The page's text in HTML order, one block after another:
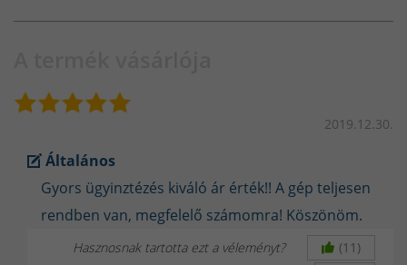
2019.12.30.
Általános
Gyors ügyinztézés kiváló ár érték!! A gép teljesen
rendben van, megfelelő számomra! Köszönöm.
Hasznosnak tartotta ezt a véleményt?
(11)